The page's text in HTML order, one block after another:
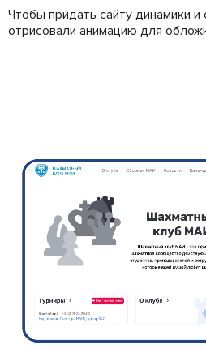
Чтобы придать сайту динамики
отрисовали анимацию для